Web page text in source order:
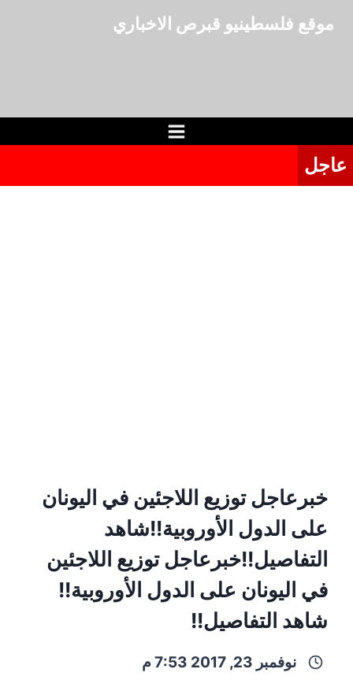
موقع فلسطينيو قبرص الاخباري
عاجل
خبرعاجل توزيع اللاجئين في اليونان
على الدول الأوروبية!!شاهد
التفاصيل!!خبرعاجل توزيع اللاجئين
في اليونان على الدول الأوروبية!!
شاهد التفاصيل!!
نوفمبر 23, 2017 7:53 م